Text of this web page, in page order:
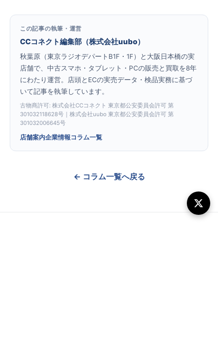
この記事の執筆・運営
CCコネクト編集部（株式会社uubo）
秋葉原（東京ラジオデパートB1F・1F）と大阪日本橋の実
店舗で、中古スマホ・タブレット・PCの販売と買取を8年
にわたり運営。店頭とECの実売データ・検品実務に基づ
いて記事を執筆しています。
古物商許可: 株式会社CCコネクト 東京都公安委員会許可 第
301032118628号｜株式会社uubo 東京都公安委員会許可 第
301032006645号
店舗案内企業情報コラム一覧
← コラム一覧へ戻る